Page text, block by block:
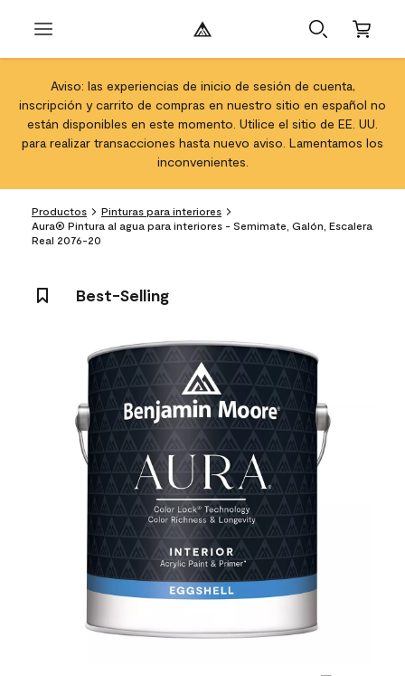
Aviso: las experiencias de inicio de sesión de cuenta,
inscripción y carrito de compras en nuestro sitio en español no
están disponibles en este momento. Utilice el sitio de EE. UU.
para realizar transacciones hasta nuevo aviso. Lamentamos los
inconvenientes.
Productos
Pinturas para interiores
Aura® Pintura al agua para interiores - Semimate, Galón, Escalera
Real 2076-20
Best-Selling